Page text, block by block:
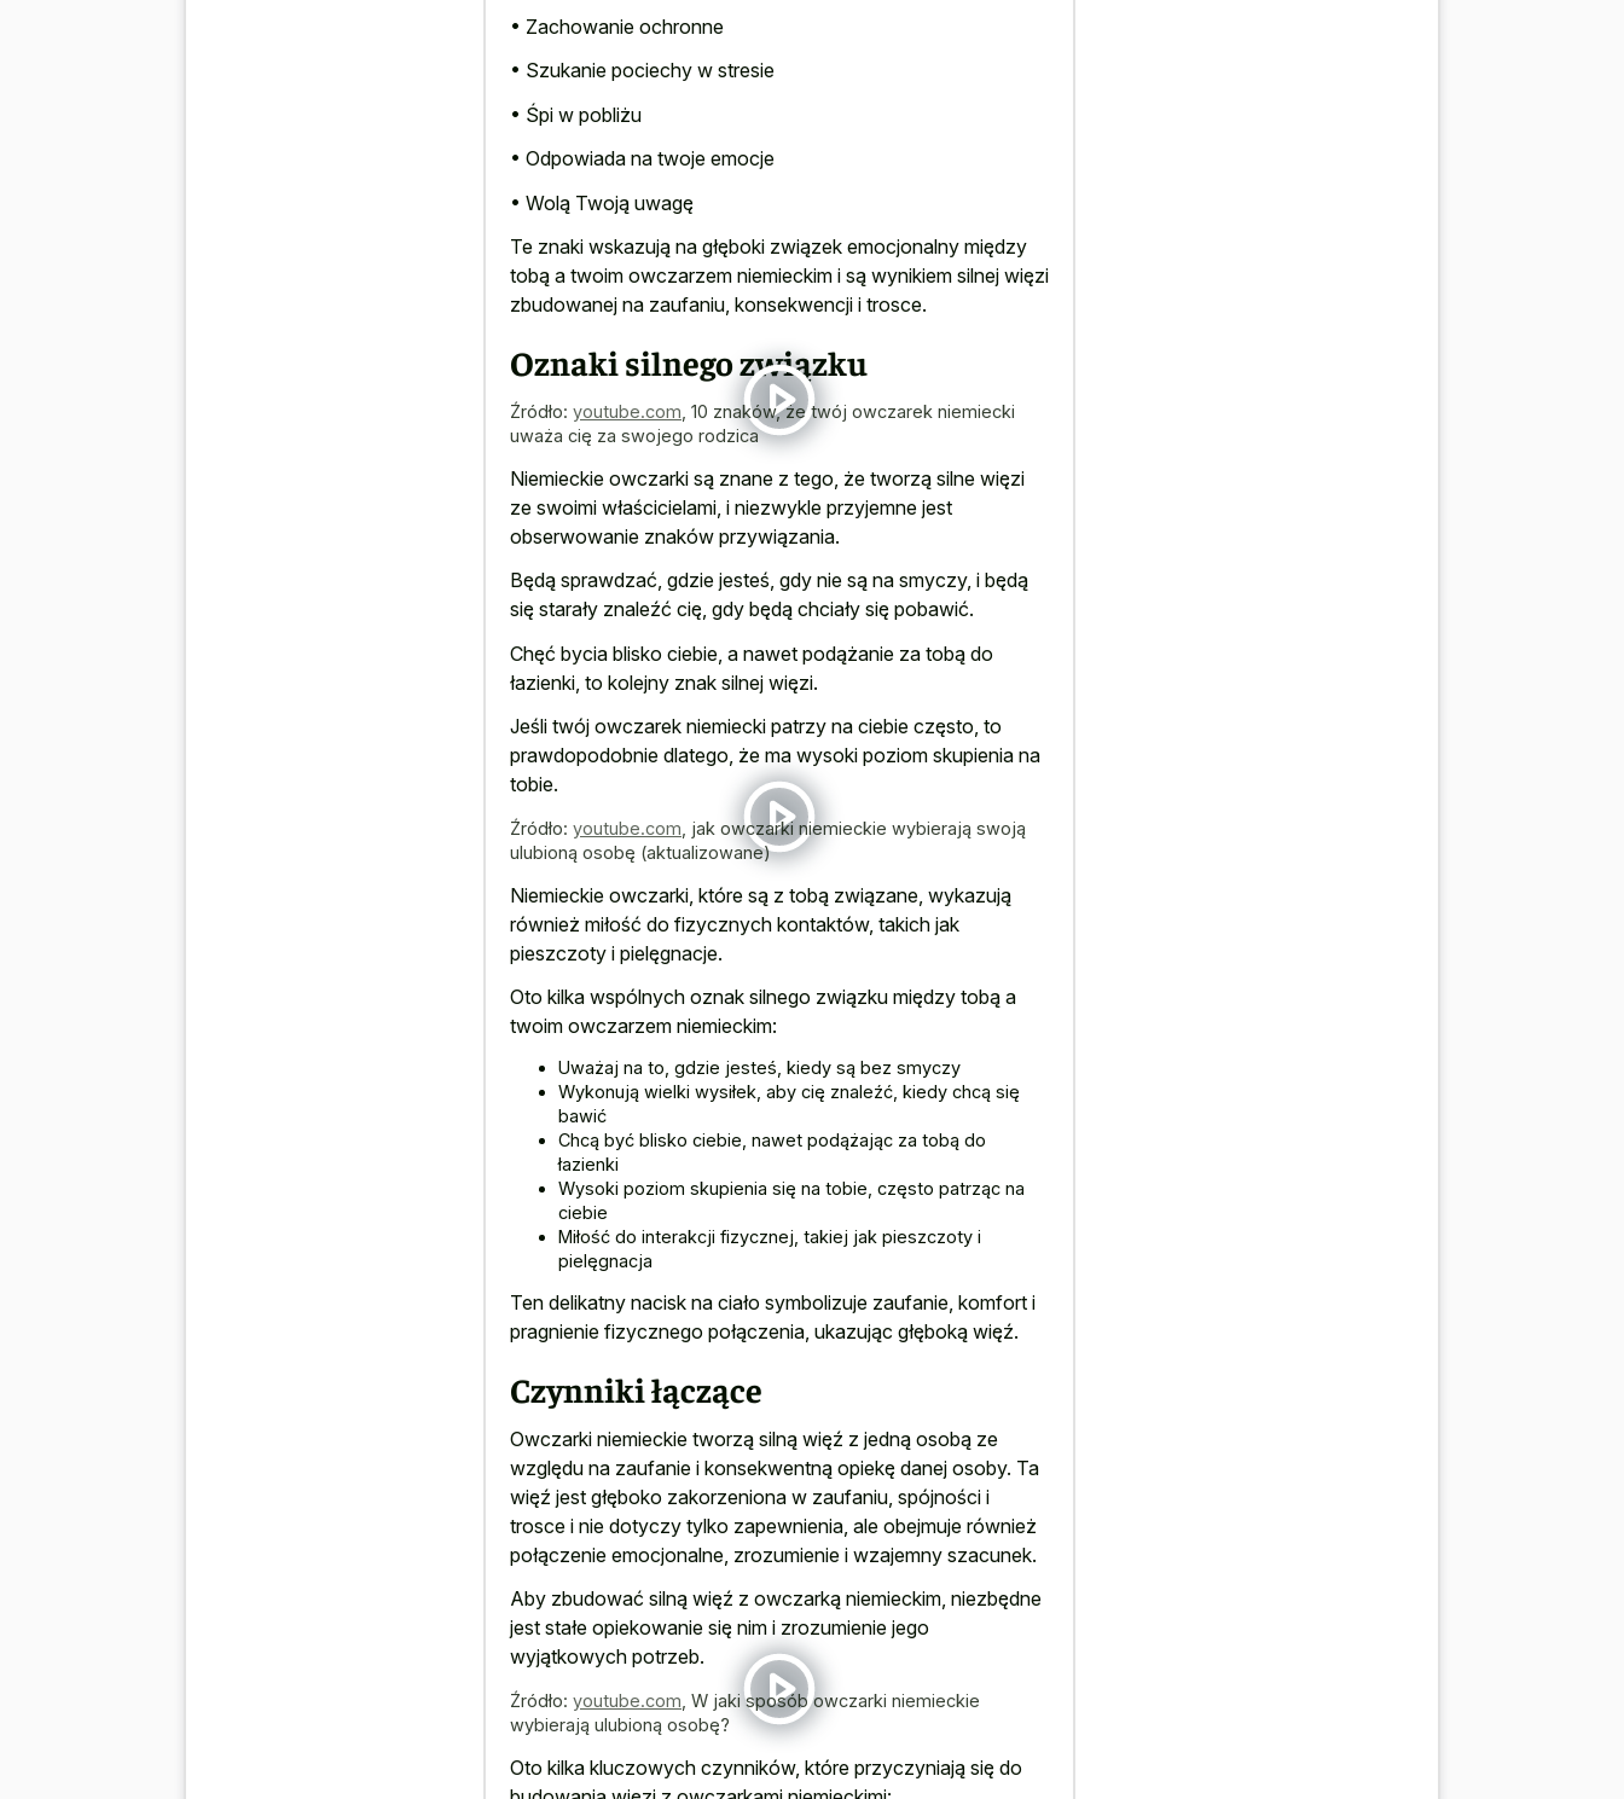
• Zachowanie ochronne
• Szukanie pociechy w stresie
• Śpi w pobliżu
• Odpowiada na twoje emocje
• Wolą Twoją uwagę
Te znaki wskazują na głęboki związek emocjonalny między
tobą a twoim owczarzem niemieckim i są wynikiem silnej więzi
zbudowanej na zaufaniu, konsekwencji i trosce.
Oznaki silnego związku
Źródło: youtube.com 10 znaków, że twój owczarek niemiecki
uważa cię za swojego rodzica
Niemieckie owczarki są znane z tego, że tworzą silne więzi
ze swoimi właścicielami, i niezwykle przyjemne jest
obserwowanie znaków przywiązania.
Będą sprawdzać, gdzie jesteś, gdy nie są na smyczy, i będą
się starały znaleźć cię, gdy będą chciały się pobawić.
Chęć bycia blisko ciebie, a nawet podążanie za tobą do
łazienki, to kolejny znak silnej więzi.
Jeśli twój owczarek niemiecki patrzy na ciebie często, to
prawdopodobnie dlatego, że ma wysoki poziom skupienia na
tobie.
Źródło: youtube.com jak owczarki niemieckie wybierają swoją
ulubioną osobę (aktualizowane)
Niemieckie owczarki, które są z tobą związane, wykazują
również miłość do fizycznych kontaktów, takich jak
pieszczoty i pielęgnacje.
Oto kilka wspólnych oznak silnego związku między tobą a
twoim owczarzem niemieckim:
Uważaj na to, gdzie jesteś, kiedy są bez smyczy
Wykonują wielki wysiłek, aby cię znaleźć, kiedy chcą się
bawić
Chcą być blisko ciebie, nawet podążając za tobą do
łazienki
Wysoki poziom skupienia się na tobie, często patrząc na
ciebie
Miłość do interakcji fizycznej, takiej jak pieszczoty i
pielęgnacja
Ten delikatny nacisk na ciało symbolizuje zaufanie, komfort i
pragnienie fizycznego połączenia, ukazując głęboką więź.
Czynniki łączące
Owczarki niemieckie tworzą silną więź z jedną osobą ze
względu na zaufanie i konsekwentną opiekę danej osoby. Ta
więź jest głęboko zakorzeniona w zaufaniu, spójności i
trosce i nie dotyczy tylko zapewnienia, ale obejmuje również
połączenie emocjonalne, zrozumienie i wzajemny szacunek.
Aby zbudować silną więź z owczarką niemieckim, niezbędne
jest stałe opiekowanie się nim i zrozumienie jego
wyjątkowych potrzeb.
Źródło: youtube.com W jaki sposób owczarki niemieckie
wybierają ulubioną osobę?
Oto kilka kluczowych czynników, które przyczyniają się do